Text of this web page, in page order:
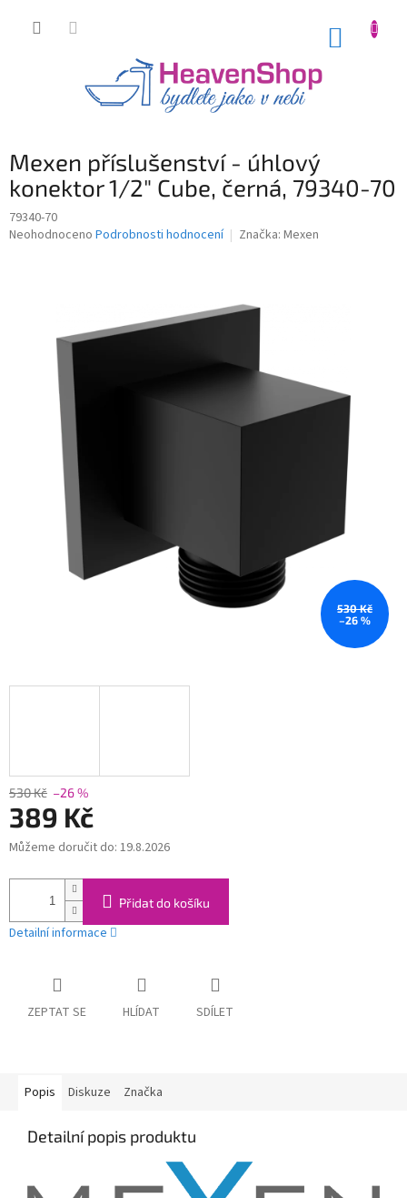
Mexen příslušenství - úhlový
konektor 1/2" Cube, černá, 79340-70
79340-70
Průměrné
hvězdiček.
Neohodnoceno Podrobnosti hodnocení Značka: Mexen
530 Kč
–26 %
530 Kč –26 %
389 Kč
Měrná
Můžeme doručit do: 19.8.2026
Přidat do košíku
Detailní informace
ZEPTAT SE HLÍDAT SDÍLET
Popis Diskuze Značka
Detailní popis produktu